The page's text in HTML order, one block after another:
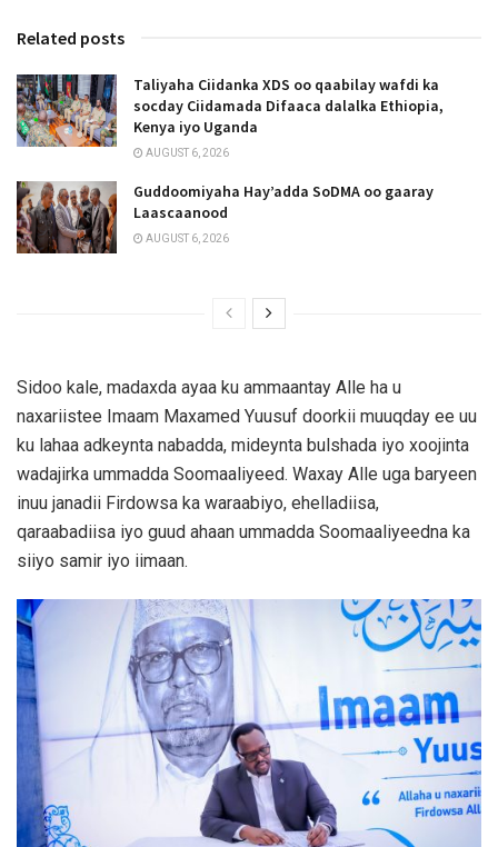
Related posts
Taliyaha Ciidanka XDS oo qaabilay wafdi ka
socday Ciidamada Difaaca dalalka Ethiopia,
Kenya iyo Uganda
AUGUST 6, 2026
Guddoomiyaha Hay’adda SoDMA oo gaaray
Laascaanood
AUGUST 6, 2026
Sidoo kale, madaxda ayaa ku ammaantay Alle ha u
naxariistee Imaam Maxamed Yuusuf doorkii muuqday ee uu
ku lahaa adkeynta nabadda, mideynta bulshada iyo xoojinta
wadajirka ummadda Soomaaliyeed. Waxay Alle uga baryeen
inuu janadii Firdowsa ka waraabiyo, ehelladiisa,
qaraabadiisa iyo guud ahaan ummadda Soomaaliyeedna ka
siiyo samir iyo iimaan.